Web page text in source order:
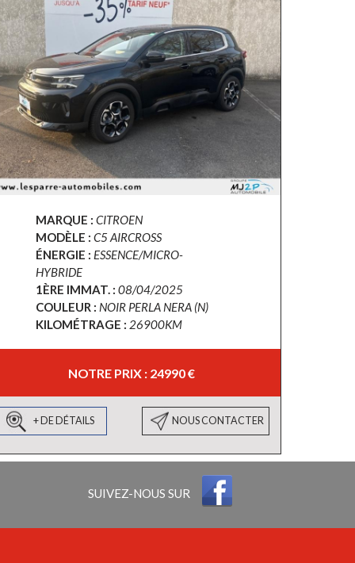
MARQUE : CITROEN
MODÈLE : C5 AIRCROSS
ÉNERGIE : ESSENCE/MICRO-
HYBRIDE
1ÈRE IMMAT. : 08/04/2025
COULEUR : NOIR PERLA NERA (N)
KILOMÉTRAGE : 26900KM
NOTRE PRIX : 24990 €
+ DE DÉTAILS NOUS CONTACTER
SUIVEZ-NOUS SUR